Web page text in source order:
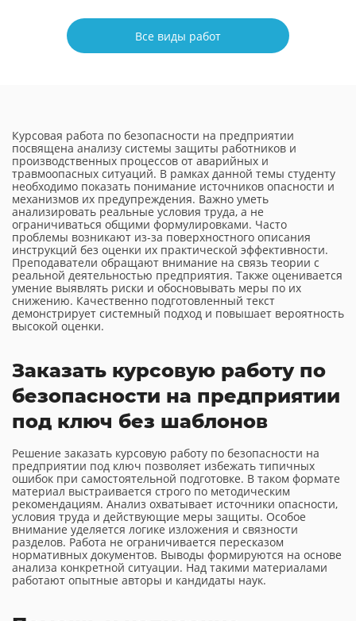
Все виды работ
Курсовая работа по безопасности на предприятии
посвящена анализу системы защиты работников и
производственных процессов от аварийных и
травмоопасных ситуаций. В рамках данной темы студенту
необходимо показать понимание источников опасности и
механизмов их предупреждения. Важно уметь
анализировать реальные условия труда, а не
ограничиваться общими формулировками. Часто
проблемы возникают из-за поверхностного описания
инструкций без оценки их практической эффективности.
Преподаватели обращают внимание на связь теории с
реальной деятельностью предприятия. Также оценивается
умение выявлять риски и обосновывать меры по их
снижению. Качественно подготовленный текст
демонстрирует системный подход и повышает вероятность
высокой оценки.
Заказать курсовую работу по
безопасности на предприятии
под ключ без шаблонов
Решение заказать курсовую работу по безопасности на
предприятии под ключ позволяет избежать типичных
ошибок при самостоятельной подготовке. В таком формате
материал выстраивается строго по методическим
рекомендациям. Анализ охватывает источники опасности,
условия труда и действующие меры защиты. Особое
внимание уделяется логике изложения и связности
разделов. Работа не ограничивается пересказом
нормативных документов. Выводы формируются на основе
анализа конкретной ситуации. Над такими материалами
работают опытные авторы и кандидаты наук.